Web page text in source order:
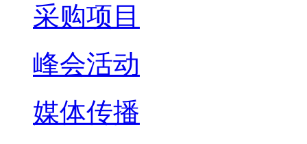
采购项目
峰会活动
媒体传播